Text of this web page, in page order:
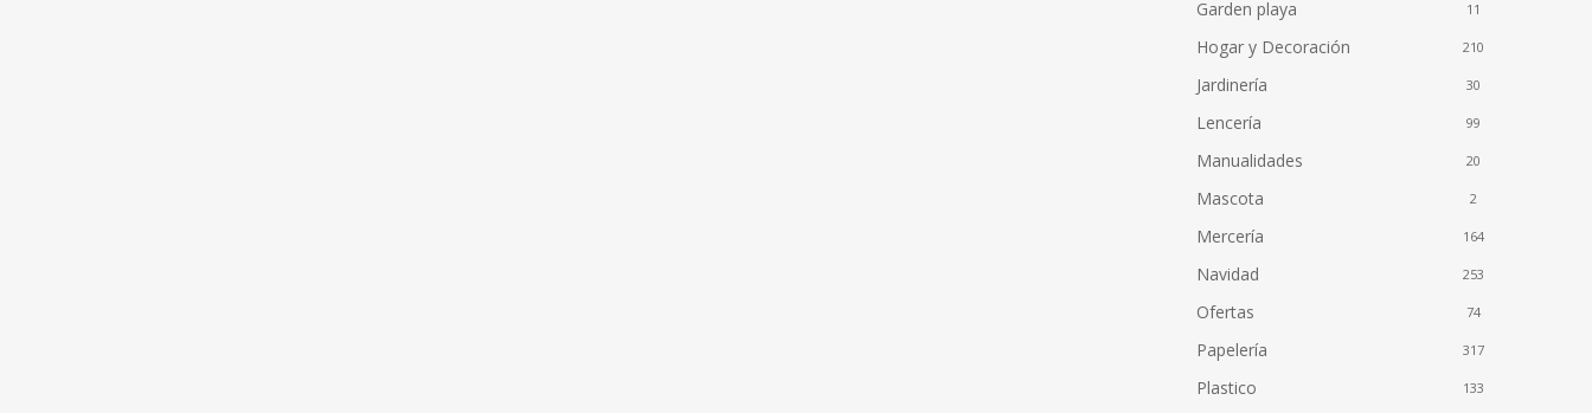
Garden playa 11
Hogar y Decoración 210
Jardinería 30
Lencería 99
Manualidades 20
Mascota 2
Mercería 164
Navidad 253
Ofertas 74
Papelería 317
Plastico 133